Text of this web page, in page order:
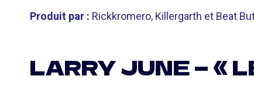
Produit par : Rickkromero, Killergarth et Beat
LARRY JUNE — «